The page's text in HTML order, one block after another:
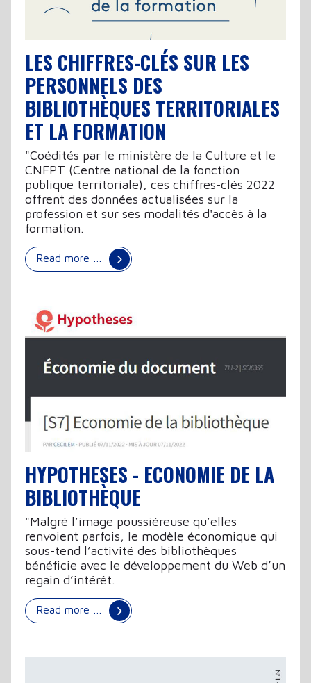
LES CHIFFRES-CLÉS SUR LES
PERSONNELS DES
BIBLIOTHÈQUES TERRITORIALES
ET LA FORMATION
"Coédités par le ministère de la Culture et le
CNFPT (Centre national de la fonction
publique territoriale), ces chiffres-clés 2022
offrent des données actualisées sur la
profession et sur ses modalités d'accès à la
formation.
Read more …
HYPOTHESES - ECONOMIE DE LA
BIBLIOTHÈQUE
"Malgré l’image poussiéreuse qu’elles
renvoient parfois, le modèle économique qui
sous-tend l’activité des bibliothèques
bénéficie avec le développement du Web d’un
regain d’intérêt.
Read more …